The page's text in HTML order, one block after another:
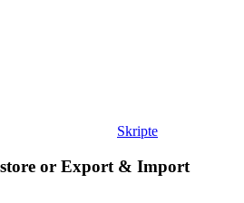
Skripte
or Export & Import